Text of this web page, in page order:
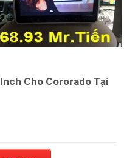
Cho Cororado Tại